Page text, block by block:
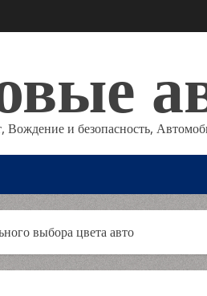
и безопасность,
выбора цвета авто